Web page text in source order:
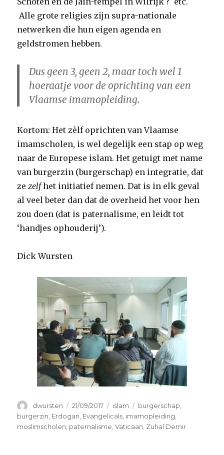
Alle grote religies zijn supra-nationale
netwerken die hun eigen agenda en
geldstromen hebben.
Dus geen 3, geen 2, maar toch wel 1
hoeraatje voor de oprichting van een
Vlaamse imamopleiding.
Kortom: Het zèlf oprichten van Vlaamse
imamscholen, is wel degelijk een stap op weg
naar de Europese islam. Het getuigt met name
van burgerzin (burgerschap) en integratie, dat
zezelfhet initiatief nemen. Dat is in elk geval
al veel beter dan dat de overheid het voor hen
zou doen (dat is paternalisme, en leidt tot
‘handjes ophouderij’).
Dick Wursten
Auteur
dwursten
Geplaatst
op
21/09/2017 Categorieën
islam Tags
burgerschap,
burgerzin, Erdogan, Evangelicals, imamopleiding,
moslimscholen, paternalisme,Vaticaan, Zuhal Demir